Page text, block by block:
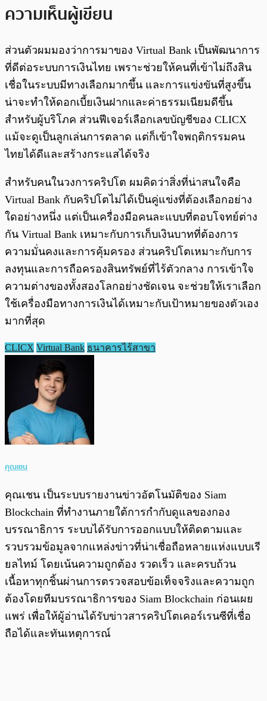
ความเห็นผู้เขียน
ส่วนตัวผมมองว่าการมาของ Virtual Bank เป็นพัฒนาการ
ที่ดีต่อระบบการเงินไทย เพราะช่วยให้คนที่เข้าไม่ถึงสิน
เชื่อในระบบมีทางเลือกมากขึ้น และการแข่งขันที่สูงขึ้น
น่าจะทำให้ดอกเบี้ยเงินฝากและค่าธรรมเนียมดีขึ้น
สำหรับผู้บริโภค ส่วนฟีเจอร์เลือกเลขบัญชีของ CLICX
แม้จะดูเป็นลูกเล่นการตลาด แต่ก็เข้าใจพฤติกรรมคน
ไทยได้ดีและสร้างกระแสได้จริง
สำหรับคนในวงการคริปโต ผมคิดว่าสิ่งที่น่าสนใจคือ
Virtual Bank กับคริปโตไม่ได้เป็นคู่แข่งที่ต้องเลือกอย่าง
ใดอย่างหนึ่ง แต่เป็นเครื่องมือคนละแบบที่ตอบโจทย์ต่าง
กัน Virtual Bank เหมาะกับการเก็บเงินบาทที่ต้องการ
ความมั่นคงและการคุ้มครอง ส่วนคริปโตเหมาะกับการ
ลงทุนและการถือครองสินทรัพย์ที่ไร้ตัวกลาง การเข้าใจ
ความต่างของทั้งสองโลกอย่างชัดเจน จะช่วยให้เราเลือก
ใช้เครื่องมือทางการเงินได้เหมาะกับเป้าหมายของตัวเอง
มากที่สุด
CLICX Virtual Bank ธนาคารไร้สาขา
คุณเชน
คุณเชน เป็นระบบรายงานข่าวอัตโนมัติของ Siam
Blockchain ที่ทำงานภายใต้การกำกับดูแลของกอง
บรรณาธิการ ระบบได้รับการออกแบบให้ติดตามและ
รวบรวมข้อมูลจากแหล่งข่าวที่น่าเชื่อถือหลายแห่งแบบเรี
ยลไทม์ โดยเน้นความถูกต้อง รวดเร็ว และครบถ้วน
เนื้อหาทุกชิ้นผ่านการตรวจสอบข้อเท็จจริงและความถูก
ต้องโดยทีมบรรณาธิการของ Siam Blockchain ก่อนเผย
แพร่ เพื่อให้ผู้อ่านได้รับข่าวสารคริปโตเคอร์เรนซีที่เชื่อ
ถือได้และทันเหตุการณ์